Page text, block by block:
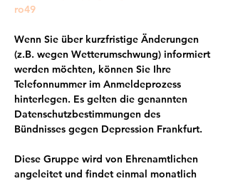
ro49
Wenn Sie über kurzfristige Änderungen
(z.B. wegen Wetterumschwung) informiert
werden möchten, können Sie Ihre
Telefonnummer im Anmeldeprozess
hinterlegen. Es gelten die genannten
Datenschutzbestimmungen des
Bündnisses gegen Depression Frankfurt.
Diese Gruppe wird von Ehrenamtlichen
angeleitet und findet einmal monatlich